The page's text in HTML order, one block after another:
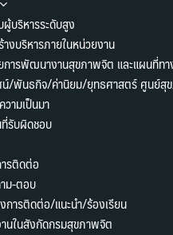
ผู้บริหารระดับสูง
างบริหารภายในหน่วยงาน
การพัฒนางานสุขภาพจิต และแผนที่ท
/พันธกิจ/ค่านิยม/ยุทธศาสตร์ ศูนย์สุ
วามเป็นมา
รับผิดชอบ
รติดต่อ
ม-ตอบ
การติดต่อ/แนะนำ/ร้องเรียน
นในสังกัดกรมสุขภาพจิต